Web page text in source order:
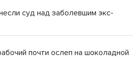
суд над заболевшим экс-
почти ослеп на шоколадной